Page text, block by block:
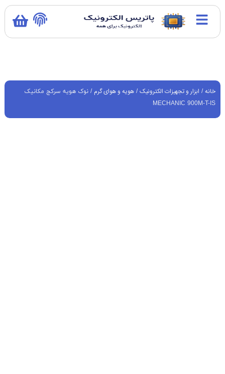
خانه/ ابزار و تجهیزات الکترونیک/ هویه و هوای گرم / نوک هویه سرکج مکانیک
MECHANIC 900M-T-IS